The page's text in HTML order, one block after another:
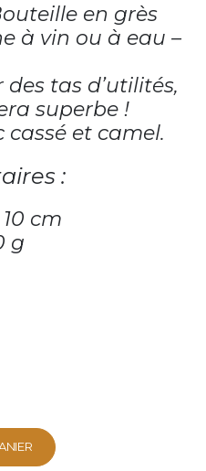
en grès
à vin ou à eau –
tas d’utilités,
superbe !
et camel.
:
cm
g